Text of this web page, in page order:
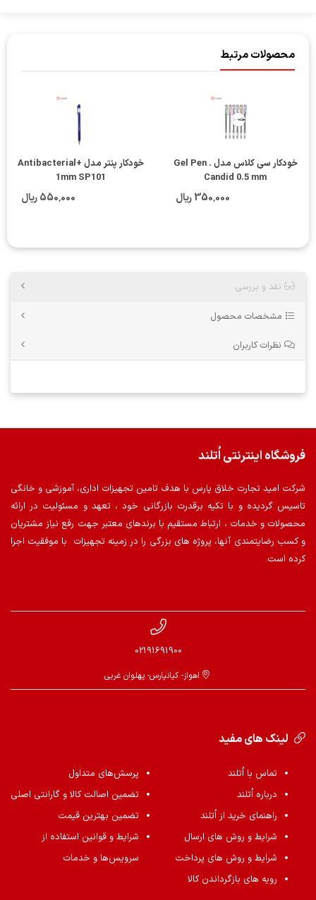
محصولات مرتبط
خودکار سی کلاس مدل Gel Pen .
Candid 0.5 mm
350٬000 ریال
خودکار پنتر مدل Antibacterial+
1mm SP101
550٬000 ریال
نقد و بررسی
مشخصات محصول
نظرات کاربران
فروشگاه اینترنتی اُتلند
شرکت امید تجارت خلاق پارس با هدف تامین تجهیزات اداری، آموزشی و خانگی
تاسیس گردیده و با تکیه برقدرت بازرگانی خود ، تعهد و مسئولیت در ارائه
محصولات و خدمات ، ارتباط مستقیم با برندهای معتبر جهت رفع نیاز مشتریان
و کسب رضایتمندی آنها، پروژه های بزرگی را در زمینه تجهیزات با موفقیت اجرا
کرده است.
02191691900
اهواز- کیانپارس- پهلوان غربی
لینک های مفید
تماس با اُتلند
درباره اُتلند
راهنمای خرید از اُتلند
شرایط و روش های ارسال
شرایط و روش های پرداخت
رویه های بازگرداندن کالا
پرسش‌های متداول
تضمین اصالت کالا و گارانتی اصلی
تضمین بهترین قیمت
شرایط و قوانین استفاده از
سرویس‌ها و خدمات